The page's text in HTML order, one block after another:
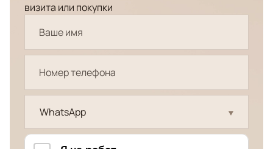
визита или покупки
WhatsApp